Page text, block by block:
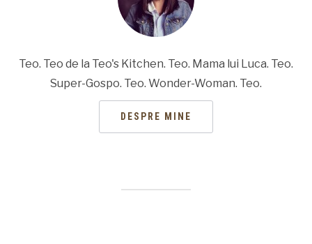
Teo. Teo de la Teo's Kitchen. Teo. Mama lui Luca. Teo.
Super-Gospo. Teo. Wonder-Woman. Teo.
DESPRE MINE